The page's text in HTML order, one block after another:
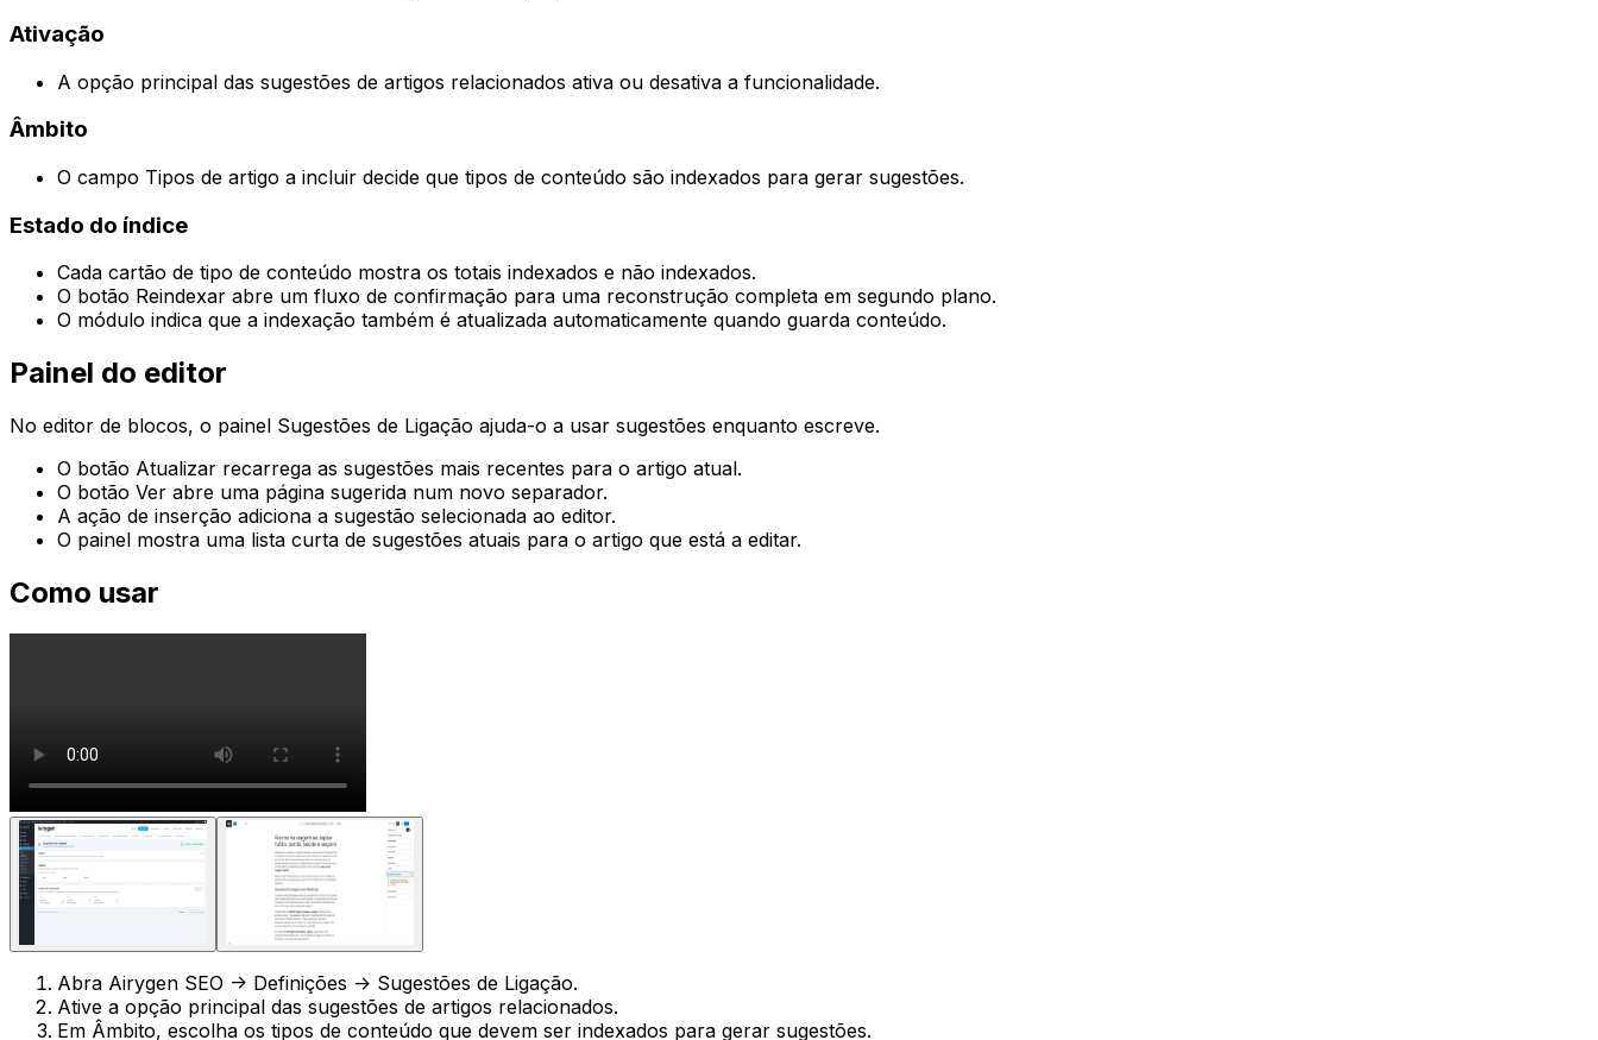
Ativação
A opção principal das sugestões de artigos relacionados ativa ou desativa a funcionalidade.
Âmbito
O campo Tipos de artigo a incluir decide que tipos de conteúdo são indexados para gerar sugestões.
Estado do índice
Cada cartão de tipo de conteúdo mostra os totais indexados e não indexados.
O botão Reindexar abre um fluxo de confirmação para uma reconstrução completa em segundo plano.
O módulo indica que a indexação também é atualizada automaticamente quando guarda conteúdo.
Painel do editor
No editor de blocos, o painel Sugestões de Ligação ajuda-o a usar sugestões enquanto escreve.
O botão Atualizar recarrega as sugestões mais recentes para o artigo atual.
O botão Ver abre uma página sugerida num novo separador.
A ação de inserção adiciona a sugestão selecionada ao editor.
O painel mostra uma lista curta de sugestões atuais para o artigo que está a editar.
Como usar
Abra Airygen SEO -> Definições -> Sugestões de Ligação.
Ative a opção principal das sugestões de artigos relacionados.
Em Âmbito, escolha os tipos de conteúdo que devem ser indexados para gerar sugestões.